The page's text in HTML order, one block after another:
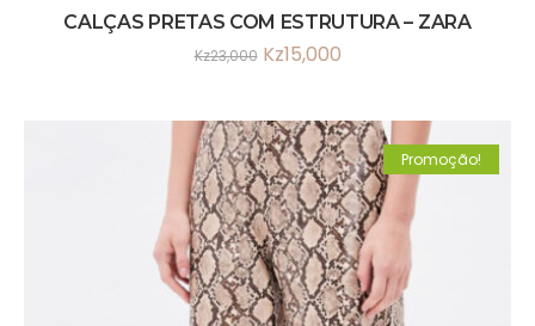
CALÇAS PRETAS COM ESTRUTURA – ZARA
Kz23,000 Kz15,000
Promoção!